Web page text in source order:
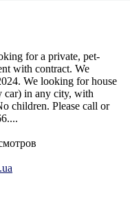
for a private, pet-
with contract. We
We looking for house
car) in any city, with
children. Please call or